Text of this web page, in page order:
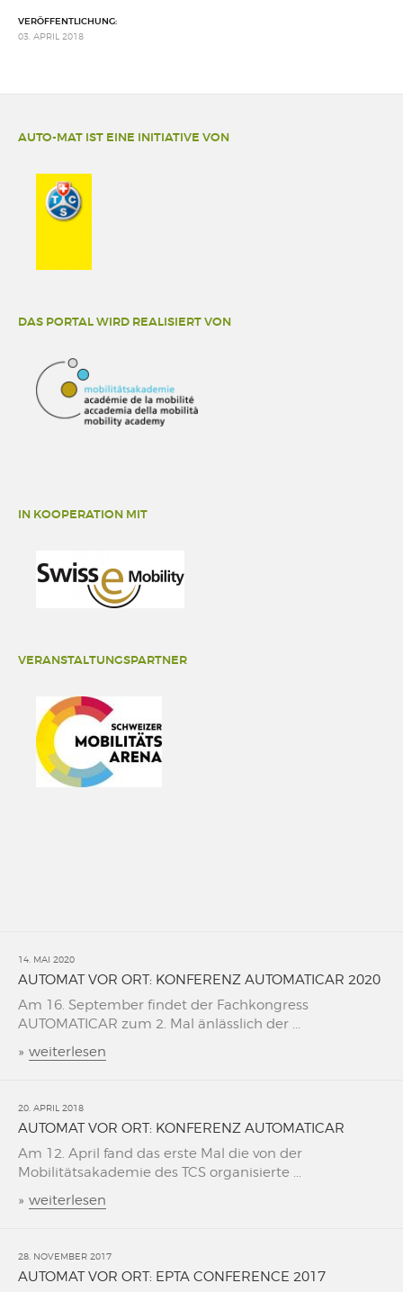
VERÖFFENTLICHUNG:
03. APRIL 2018
AUTO-MAT IST EINE INITIATIVE VON
DAS PORTAL WIRD REALISIERT VON
IN KOOPERATION MIT
VERANSTALTUNGSPARTNER
14. MAI 2020
AUTOMAT VOR ORT: KONFERENZ AUTOMATICAR 2020
Am 16. September findet der Fachkongress
AUTOMATICAR zum 2. Mal änlässlich der ...
» weiterlesen
20. APRIL 2018
AUTOMAT VOR ORT: KONFERENZ AUTOMATICAR
Am 12. April fand das erste Mal die von der
Mobilitätsakademie des TCS organisierte ...
» weiterlesen
28. NOVEMBER 2017
AUTOMAT VOR ORT: EPTA CONFERENCE 2017